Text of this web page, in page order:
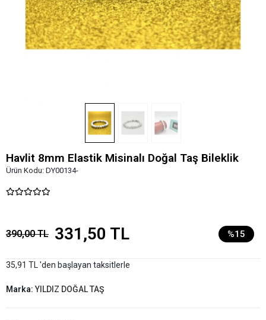
Havlit 8mm Elastik Misinalı Doğal Taş Bileklik
Ürün Kodu: DY00134-
390,00 TL 331,50 TL %15
35,91 TL 'den başlayan taksitlerle
Marka:YILDIZ DOĞAL TAŞ